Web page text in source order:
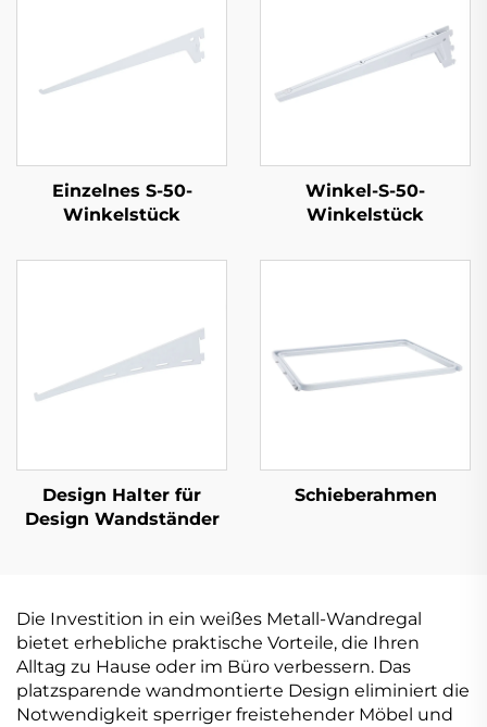
Einzelnes S-50-
Winkelstück
Winkel-S-50-
Winkelstück
Design Halter für
Design Wandständer
Schieberahmen
Die Investition in ein weißes Metall-Wandregal
bietet erhebliche praktische Vorteile, die Ihren
Alltag zu Hause oder im Büro verbessern. Das
platzsparende wandmontierte Design eliminiert die
Notwendigkeit sperriger freistehender Möbel und